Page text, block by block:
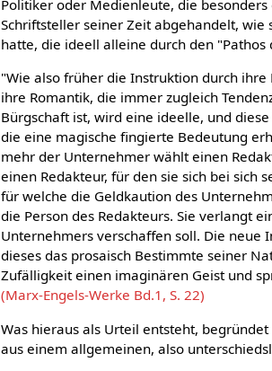
Politiker oder Medienleute, die
Schriftsteller seiner Zeit abgehandelt,
hatte, die ideell alleine durch den
"Wie also früher die Instruktion durch
ihre Romantik, die immer zugleich
Bürgschaft ist, wird eine ideelle, und
die eine magische fingierte Bedeutung
mehr der Unternehmer wählt einen
einen Redakteur, für den sie sich bei sich
für welche die Geldkaution des
die Person des Redakteurs. Sie verlangt
Unternehmers verschaffen soll. Die neue
dieses das prosaisch Bestimmte seiner
Zufälligkeit einen imaginären Geist und
(Marx-Engels-Werke Bd.1, S. 22)
Was hieraus als Urteil entsteht,
aus einem allgemeinen, also